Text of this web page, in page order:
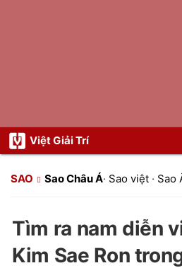
Việt Giải Trí
SAO Sao Châu Á· Sao việt · Sao
Tìm ra nam diễn
Kim Sae Ron